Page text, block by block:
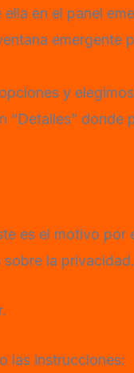
en el panel
emergente
y
donde
es el motivo por
la privacidad.
las instrucciones: